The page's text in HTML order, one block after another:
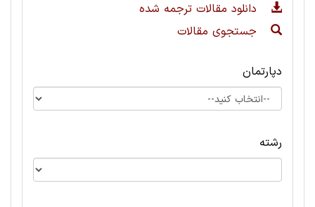
دانلود مقالات ترجمه شده
جستجوی مقالات
دپارتمان
رشته